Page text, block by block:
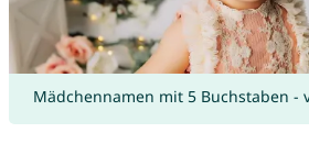
Mädchennamen mit 5 Buchstaben -